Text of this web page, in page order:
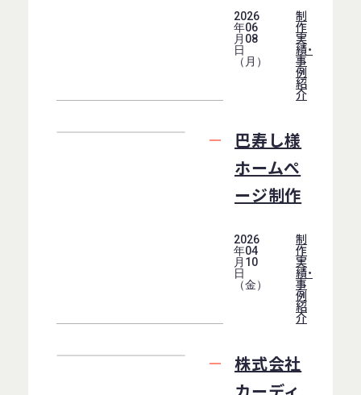
2026
年06
月08
日
（月）
制
作
実
績・
事
例
紹
介
巴寿し様
ホームぺ
ージ制作
2026
年04
月10
日
（金）
制
作
実
績・
事
例
紹
介
株式会社